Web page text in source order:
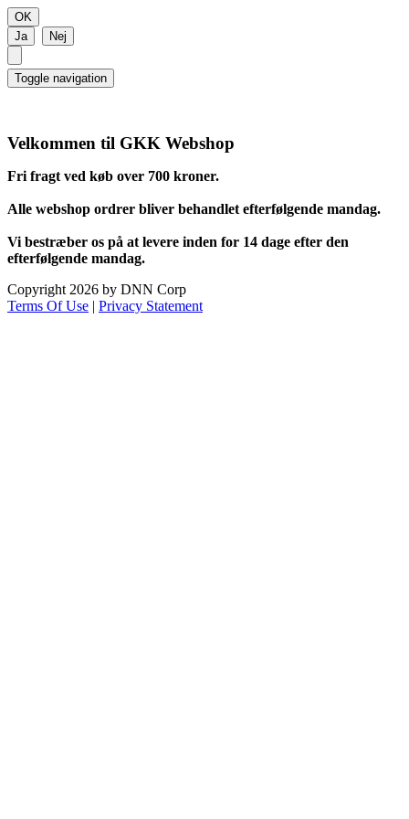
Toggle navigation
Velkommen til GKK Webshop
Fri fragt ved køb over 700 kroner.
Alle webshop ordrer bliver behandlet efterfølgende mandag.
Vi bestræber os på at levere inden for 14 dage efter den
efterfølgende mandag.
Copyright 2026 by DNN Corp
Terms Of Use | Privacy Statement